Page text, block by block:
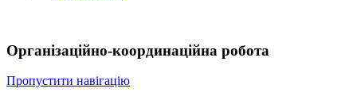
Організаційно-координаційна робота
Пропустити навігацію